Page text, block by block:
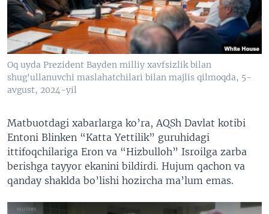
VIDEO
XABARLAR SURATLARDA
ODNOKLASSNIKI
TELEGRAM
TWITTER
SOUNDCLOUD
VOA
Oq uyda Prezident Bayden milliy xavfsizlik bilan
shug'ullanuvchi maslahatchilari bilan majlis qilmoqda, 5-
avgust, 2024-yil
Matbuotdagi xabarlarga ko’ra, AQSh Davlat kotibi
Entoni Blinken “Katta Yettilik” guruhidagi
ittifoqchilariga Eron va “Hizbulloh” Isroilga zarba
berishga tayyor ekanini bildirdi. Hujum qachon va
qanday shaklda bo’lishi hozircha ma’lum emas.